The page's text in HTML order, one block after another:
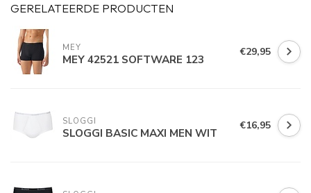
GERELATEERDE PRODUCTEN
MEY
MEY 42521 SOFTWARE 123 €29,95
SLOGGI
SLOGGI BASIC MAXI MEN WIT €16,95